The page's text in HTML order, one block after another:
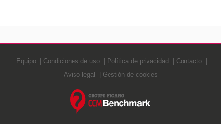
Equipo Condiciones de uso Política de privacidad
Contacto
Aviso legal
Gestión de cookies